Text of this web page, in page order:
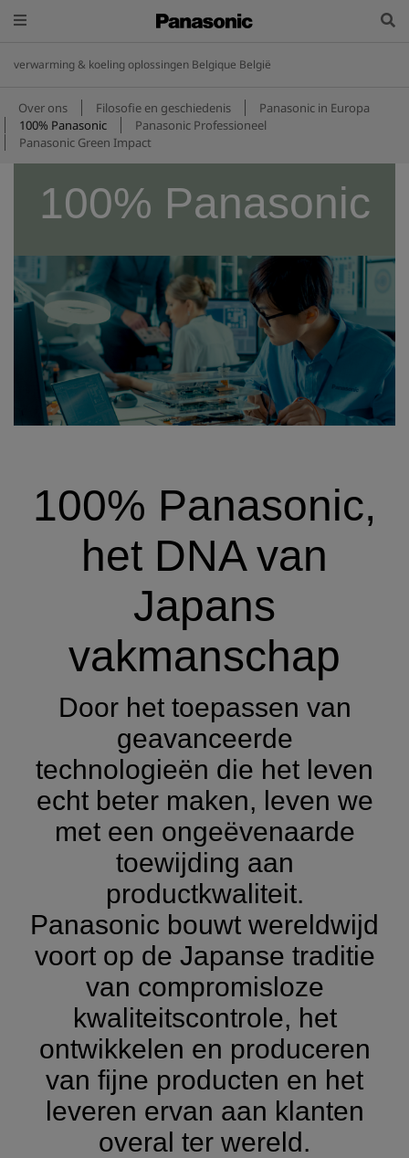
verwarming & koeling oplossingen Belgique België
Over ons Filosofie en geschiedenis
Panasonic in Europa
100% Panasonic
Panasonic Professioneel
Panasonic Green Impact
100% Panasonic
100% Panasonic,
het DNA van
Japans
vakmanschap
Door het toepassen van
geavanceerde
technologieën die het leven
echt beter maken, leven we
met een ongeëvenaarde
toewijding aan
productkwaliteit.
Panasonic bouwt wereldwijd
voort op de Japanse traditie
van compromisloze
kwaliteitscontrole, het
ontwikkelen en produceren
van fijne producten en het
leveren ervan aan klanten
overal ter wereld.